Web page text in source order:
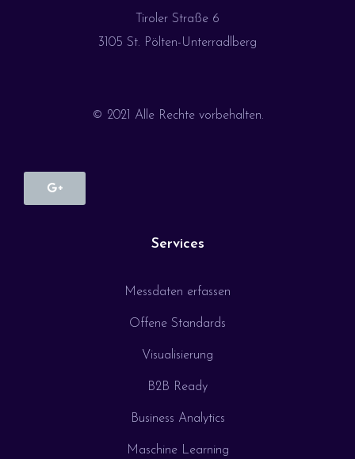
Tiroler Straße 6
3105 St. Pölten-Unterradlberg
© 2021 Alle Rechte vorbehalten.
Services
Messdaten erfassen
Offene Standards
Visualisierung
B2B Ready
Business Analytics
Maschine Learning